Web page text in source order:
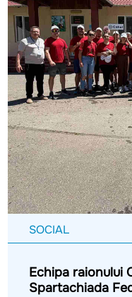
SOCIAL
Echipa raionului
Spartachiada